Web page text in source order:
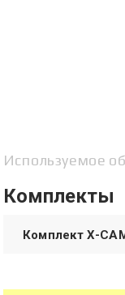
Используемое
Комплекты
Комплект X-